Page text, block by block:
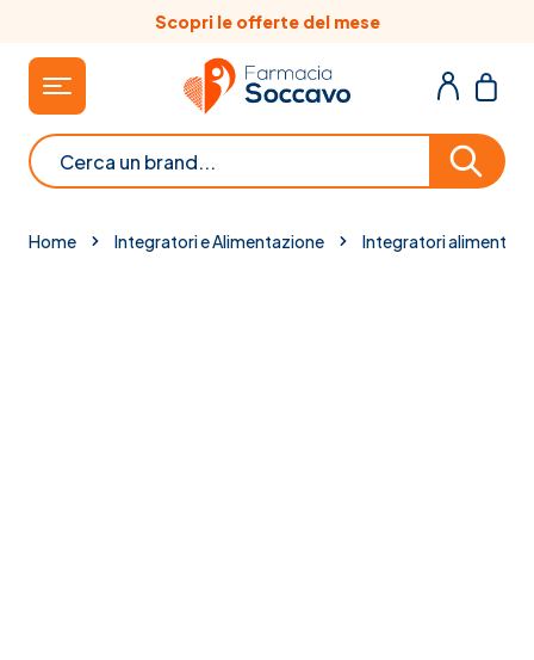
Salta al contenutoScopri le offerte del mese
Cerca
Home Integratori e Alimentazione Integratori alimentari